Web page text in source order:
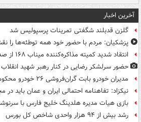
آخرین اخبار
گلزن قدبلند شگفتی تمرینات پرسپولیس شد
پزشکیان: مردم با حضور خود همه توطئه‌ها را
انتقاد شدید کمیته مذاکره‌کننده میناب ۱۶۸ از صداوسیما
حضور سرلشکر رضایی در کنار رهبر شهید انقلاب
مدیران خودرو بابت گران‌فروشی ۲۶ خودرو محکوم شد
نیکزاد: تفاهنامه احتمالی ایران و عمان
بازی هیات مدیره هلدینگ خلیج فارس با
رشد بیش از ۹۴ هزار واحدی شاخص کل بورس